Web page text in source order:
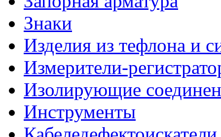
Знаки
Изделия из тефлона и
Измерители-
Изолирующие
Инструменты